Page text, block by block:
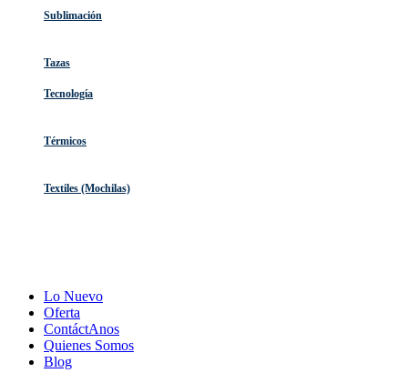
Sublimación
Tazas
Tecnología
Térmicos
Textiles (Mochilas)
Lo Nuevo
Oferta
ContáctAnos
Quienes Somos
Blog